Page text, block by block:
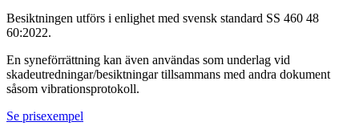
Besiktningen utförs i enlighet med svensk standard SS 460 48
60:2022.
En syneförrättning kan även användas som underlag vid
skadeutredningar/besiktningar tillsammans med andra dokument
såsom vibrationsprotokoll.
Se prisexempel